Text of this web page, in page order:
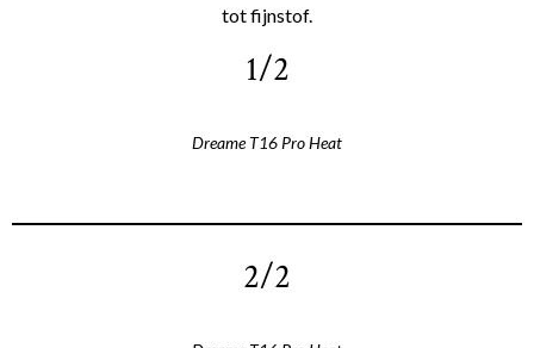
tot fijnstof.
1/2
Dreame T16 Pro Heat
2/2